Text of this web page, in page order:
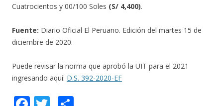
Cuatrocientos y 00/100 Soles (S/ 4,400).
Fuente: Diario Oficial El Peruano. Edición del martes 15 de
diciembre de 2020.
Puede revisar la norma que aprobó la UIT para el 2021
ingresando aquí: D.S. 392-2020-EF